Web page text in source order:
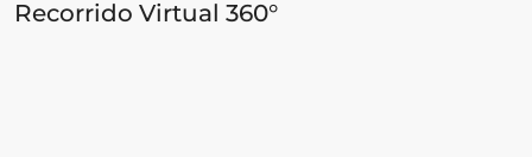
Recorrido Virtual 360°